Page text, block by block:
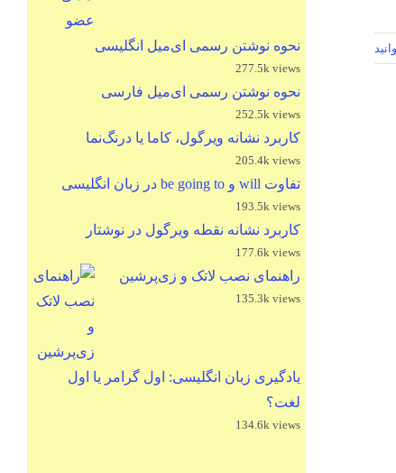
نحوه نوشتن رسمی ای‌میل انگلیسی
277.5k views
نحوه نوشتن رسمی ای‌میل فارسی
252.5k views
کاربرد نشانه ویرگول، کاما یا درنگ‌نما
205.4k views
تفاوت will و be going to در زبان انگلیسی
193.5k views
کاربرد نشانه نقطه ویرگول در نوشتار
177.6k views
راهنمای نصب لاتک و زی‌پرشین
135.3k views
یادگیری زبان انگلیسی: اول گرامر یا اول
لغت؟
134.6k views